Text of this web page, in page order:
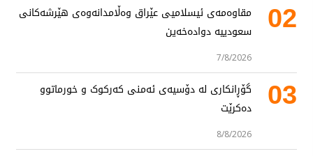
02
مقاوەمەی ئیسلامیی عێراق وەڵامدانەوەی هێرشەکانی
سعودییە دوادەخەین
7/8/2026
03
گۆڕانکاری لە دۆسیەی ئەمنی کەرکوک و خورماتوو
دەکرێت
8/8/2026